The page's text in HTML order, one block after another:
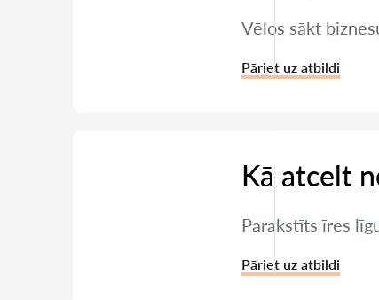
Vēlos sākt
Pāriet uz atbildi
Kā atcelt
Parakstīts īres
Pāriet uz atbildi